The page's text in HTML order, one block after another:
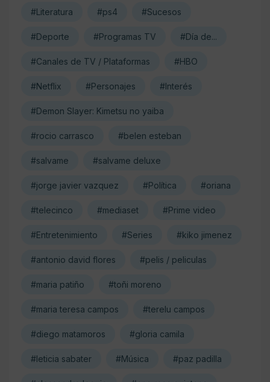
#Literatura #ps4 #Sucesos
#Deporte #Programas TV #Día de...
#Canales de TV / Plataformas #HBO
#Netflix #Personajes #Interés
#Demon Slayer: Kimetsu no yaiba
#rocio carrasco #belen esteban
#salvame #salvame deluxe
#jorge javier vazquez #Política #oriana
#telecinco #mediaset #Prime video
#Entretenimiento #Series #kiko jimenez
#antonio david flores #pelis / peliculas
#maria patiño #toñi moreno
#maria teresa campos #terelu campos
#diego matamoros #gloria camila
#leticia sabater #Música #paz padilla